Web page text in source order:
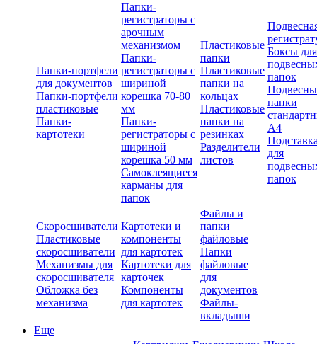
Папки-портфели
для документов
Папки-портфели
пластиковые
Папки-
картотеки
Папки-
регистраторы с
арочным
механизмом
Папки-
регистраторы с
шириной
корешка 70-80
мм
Папки-
регистраторы с
шириной
корешка 50 мм
Самоклеящиеся
карманы для
папок
Пластиковые
папки
Пластиковые
папки на
кольцах
Пластиковые
папки на
резинках
Разделители
листов
Боксы для
папок
папки
А4
для
папок
Скоросшиватели
Пластиковые
скоросшиватели
Механизмы для
скоросшивателя
Обложка без
механизма
Картотеки и
компоненты
для картотек
Картотеки для
карточек
Компоненты
для картотек
Файлы и
папки
файловые
Папки
файловые
для
документов
Файлы-
вкладыши
Еще